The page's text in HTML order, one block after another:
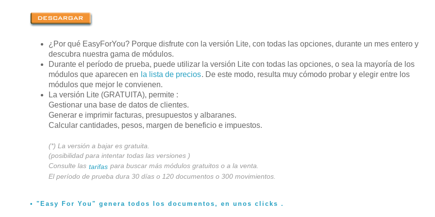
¿Por qué EasyForYou? Porque disfrute con la versión Lite, con todas las opciones, durante un mes entero y
descubra nuestra gama de módulos.
Durante el período de prueba, puede utilizar la versión Lite con todas las opciones, o sea la mayoría de los
módulos que aparecen en la lista de precios. De este modo, resulta muy cómodo probar y elegir entre los
módulos que mejor le convienen.
La versión Lite (GRATUITA), permite :
Gestionar una base de datos de clientes.
Generar e imprimir facturas, presupuestos y albaranes.
Calcular cantidades, pesos, margen de beneficio e impuestos.
(*) La versión a bajar es gratuita.
(posibilidad para intentar todas las versiones )
Consulte las tarifas para buscar más módulos gratuitos o a la venta.
El período de prueba dura 30 días o 120 documentos o 300 movimientos.
"Easy For You" genera todos los documentos, en unos clicks .